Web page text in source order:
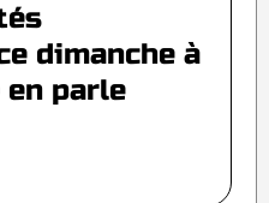
dimanche à
en parle